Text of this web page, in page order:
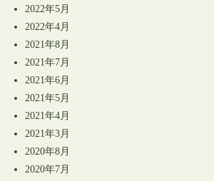
2022年5月
2022年4月
2021年8月
2021年7月
2021年6月
2021年5月
2021年4月
2021年3月
2020年8月
2020年7月